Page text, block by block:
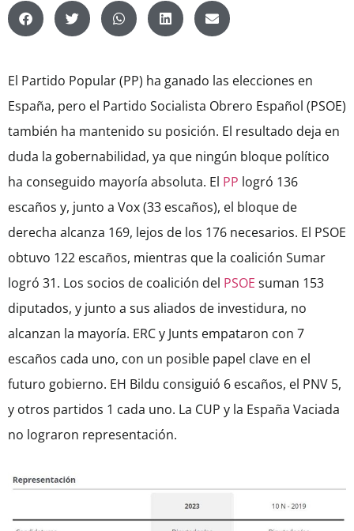
El Partido Popular (PP) ha ganado las elecciones en
España, pero el Partido Socialista Obrero Español (PSOE)
también ha mantenido su posición. El resultado deja en
duda la gobernabilidad, ya que ningún bloque político
ha conseguido mayoría absoluta. El PP logró 136
escaños y, junto a Vox (33 escaños), el bloque de
derecha alcanza 169, lejos de los 176 necesarios. El PSOE
obtuvo 122 escaños, mientras que la coalición Sumar
logró 31. Los socios de coalición del PSOE suman 153
diputados, y junto a sus aliados de investidura, no
alcanzan la mayoría. ERC y Junts empataron con 7
escaños cada uno, con un posible papel clave en el
futuro gobierno. EH Bildu consiguió 6 escaños, el PNV 5,
y otros partidos 1 cada uno. La CUP y la España Vaciada
no lograron representación.